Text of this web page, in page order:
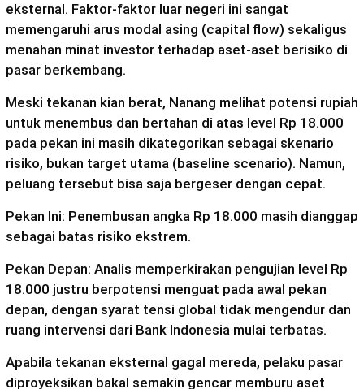
eksternal. Faktor-faktor luar negeri ini sangat
memengaruhi arus modal asing (capital flow) sekaligus
menahan minat investor terhadap aset-aset berisiko di
pasar berkembang.
Meski tekanan kian berat, Nanang melihat potensi rupiah
untuk menembus dan bertahan di atas level Rp 18.000
pada pekan ini masih dikategorikan sebagai skenario
risiko, bukan target utama (baseline scenario). Namun,
peluang tersebut bisa saja bergeser dengan cepat.
Pekan Ini: Penembusan angka Rp 18.000 masih dianggap
sebagai batas risiko ekstrem.
Pekan Depan: Analis memperkirakan pengujian level Rp
18.000 justru berpotensi menguat pada awal pekan
depan, dengan syarat tensi global tidak mengendur dan
ruang intervensi dari Bank Indonesia mulai terbatas.
Apabila tekanan eksternal gagal mereda, pelaku pasar
diproyeksikan bakal semakin gencar memburu aset